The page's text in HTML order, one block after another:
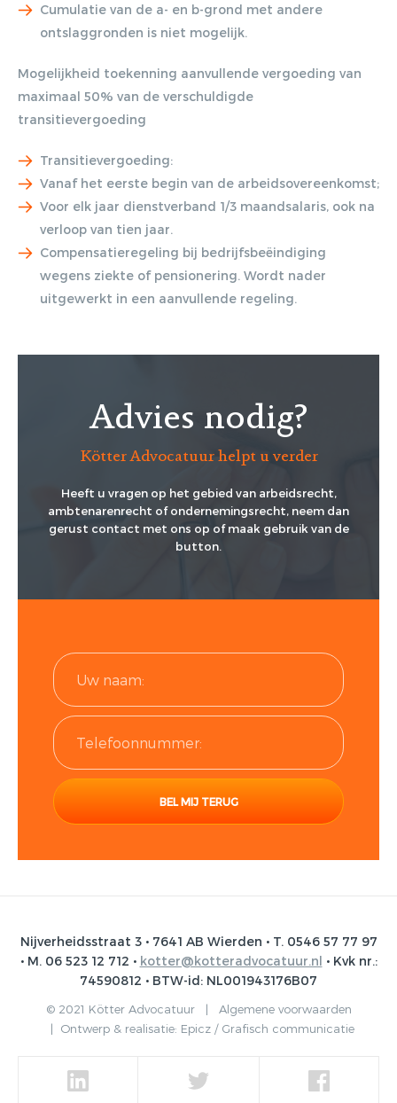
Cumulatie van de a- en b-grond met andere
ontslaggronden is niet mogelijk.
Mogelijkheid toekenning aanvullende vergoeding van
maximaal 50% van de verschuldigde
transitievergoeding
Transitievergoeding:
Vanaf het eerste begin van de arbeidsovereenkomst;
Voor elk jaar dienstverband 1/3 maandsalaris, ook na
verloop van tien jaar.
Compensatieregeling bij bedrijfsbeëindiging
wegens ziekte of pensionering. Wordt nader
uitgewerkt in een aanvullende regeling.
Advies nodig?
Kötter Advocatuur helpt u verder
Heeft u vragen op het gebied van arbeidsrecht,
ambtenarenrecht of ondernemingsrecht, neem dan
gerust contact met ons op of maak gebruik van de
button.
Nijverheidsstraat 3 • 7641 AB Wierden • T. 0546 57 77 97
• M. 06 523 12 712 • kotter@kotteradvocatuur.nl • Kvk nr.:
74590812 • BTW-id: NL001943176B07
© 2021 Kötter Advocatuur | Algemene voorwaarden
| Ontwerp & realisatie: Epicz / Grafisch communicatie